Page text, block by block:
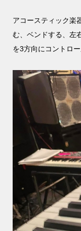
アコースティック楽
む、ベンドする、左
を3方向にコントロ